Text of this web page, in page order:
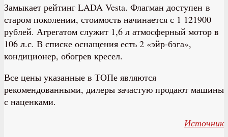
Замыкает рейтинг LADA Vesta. Флагман доступен в
старом поколении, стоимость начинается с 1 121900
рублей. Агрегатом служит 1,6 л атмосферный мотор в
106 л.с. В списке оснащения есть 2 «эйр-бэга»,
кондиционер, обогрев кресел.
Все цены указанные в ТОПе являются
рекомендованными, дилеры зачастую продают машины
с наценками.
Источник